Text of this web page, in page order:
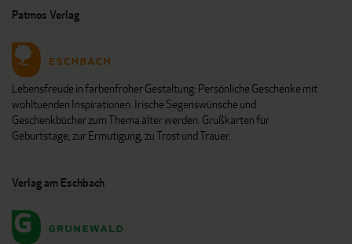
Patmos Verlag
Lebensfreude in farbenfroher Gestaltung: Persönliche Geschenke mit
wohltuenden Inspirationen. Irische Segenswünsche und
Geschenkbücher zum Thema älter werden. Grußkarten für
Geburtstage, zur Ermutigung, zu Trost und Trauer.
Verlag am Eschbach